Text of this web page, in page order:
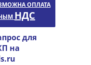
ОПЛАТА
НДС
для
на